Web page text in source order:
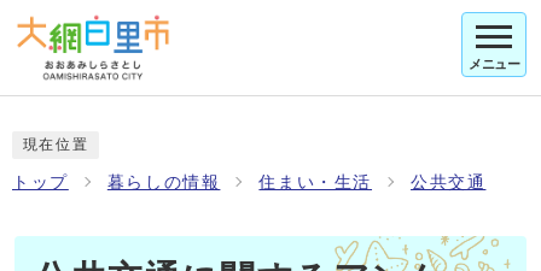
メニュー
現在位置
トップ 暮らしの情報 住まい・生活 公共交通